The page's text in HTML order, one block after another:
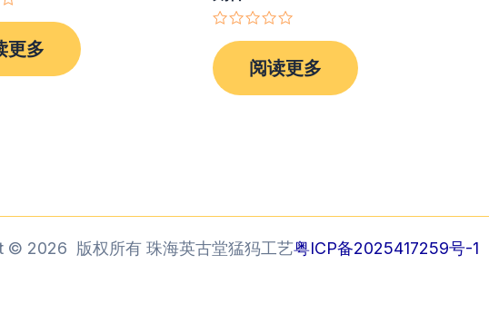
更多
分
0
&sol;
阅读更多
© 2026 版权所有 珠海英古堂猛犸工艺粤ICP备2025417259号-1